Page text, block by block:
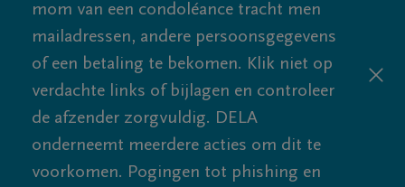
mom van een condoléance tracht men
mailadressen, andere persoonsgegevens
of een betaling te bekomen. Klik niet op
verdachte links of bijlagen en controleer
de afzender zorgvuldig. DELA
onderneemt meerdere acties om dit te
voorkomen. Pogingen tot phishing en